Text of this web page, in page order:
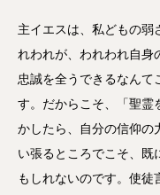
主イエスは、私どもの弱
れわれが、われわれ自身
忠誠を全うできるなんて
す。だからこそ、「聖霊
かしたら、自分の信仰の
い張るところでこそ、既
もしれないのです。使徒